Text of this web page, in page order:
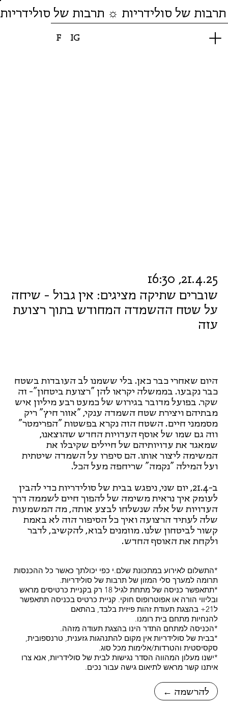
F IG
של סולידריות ☼ תרבות של סולידריות
שוברים שתיקה מציגים: אין גבול - שיחה
על שטח ההשמדה המחודש בתוך רצועת
עזה
← להרשמה
21.4.25, 16:30
היום שאחרי כבר כאן. בלי ששמנו לב העובדות בשטח
כבר נקבעו. בממשלה יקראו להן "רצועת ביטחון"- זה
שקר. בפועל מדובר בגירוש של כמעט רבע מיליון איש
מבתיהם ויצירת שטח השמדה ענקי, "אזור חיץ" ריק
מסממני חיים. השטח הזה נקרא בפשטות "הפרימטר"
וזה גם שמו של אוסף העדויות החדש שהוצאנו,
שמאגד את עדויותיהם של חיילים שקיבלו את
המשימה ליצור אותו. הם סיפרו על השמדה שיטתית
ועל המילה "נקמה" שריחפה מעל הכל.
ב-21.4, יום שני, ניפגש בבית של סולידריות כדי להבין
לעומק איך נראית משימה של להפוך חיים לשממה דרך
העדויות של אלה שנשלחו לבצע אותה, מה המשמעות
שלה לעתיד הרצועה ואיך כל הסיפור הזה לא באמת
קשור לביטחון שלנו. מוזמנים לבוא, להקשיב, לדבר
ולקחת את האוסף החדש.
*התשלום לאירוע במתכונת שלם.י כפי יכולתך כאשר כל ההכנסות
תרומה למערך סלי המזון של תרבות של סולידריות.
*תתאפשר כניסה של מתחת לגיל 18 רק בקניית כרטיסים מראש
ובליווי הורה או אפוטרופוס חוקי. קניית כרטיס בכניסה תתאפשר
ל21+ בהצגת תעודת זהות פיזית בלבד, בהתאם
להנחיות מתחם בית רומנו.
*הכניסה למתחם התדר הינו בהצגת תעודה מזהה.
*בבית של סולידריות אין מקום להתנהגות גזענית, טרנספובית,
סקסיסטית והטרדות/אלימות מכל סוג.
*ישנו מעלון המהווה הסדר נגישות לבית של סולידריות, אנא צרו
איתנו קשר מראש לתיאום גישה עבור נכים.